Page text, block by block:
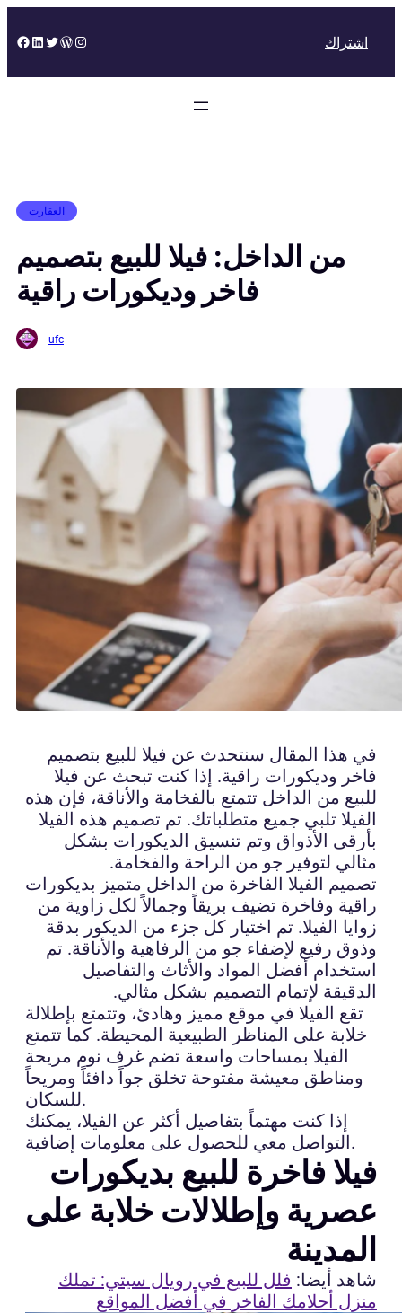
to
Facebook
LinkedIn
Twitter
WordPress
Instagram اشتراك
العقارت
من الداخل: فيلا للبيع بتصميم
فاخر وديكورات راقية
ufc
في هذا المقال سنتحدث عن فيلا للبيع بتصميم
فاخر وديكورات راقية. إذا كنت تبحث عن فيلا
للبيع من الداخل تتمتع بالفخامة والأناقة، فإن هذه
الفيلا تلبي جميع متطلباتك. تم تصميم هذه الفيلا
بأرقى الأذواق وتم تنسيق الديكورات بشكل
مثالي لتوفير جو من الراحة والفخامة.
تصميم الفيلا الفاخرة من الداخل متميز بديكورات
راقية وفاخرة تضيف بريقاً وجمالاً لكل زاوية من
زوايا الفيلا. تم اختيار كل جزء من الديكور بدقة
وذوق رفيع لإضفاء جو من الرفاهية والأناقة. تم
استخدام أفضل المواد والأثاث والتفاصيل
الدقيقة لإتمام التصميم بشكل مثالي.
تقع الفيلا في موقع مميز وهادئ، وتتمتع بإطلالة
خلابة على المناظر الطبيعية المحيطة. كما تتمتع
الفيلا بمساحات واسعة تضم غرف نوم مريحة
ومناطق معيشة مفتوحة تخلق جواً دافئاً ومريحاً
للسكان.
إذا كنت مهتماً بتفاصيل أكثر عن الفيلا، يمكنك
التواصل معي للحصول على معلومات إضافية.
فيلا فاخرة للبيع بديكورات
عصرية وإطلالات خلابة على
المدينة
شاهد أيضا: فلل للبيع في رويال سيتي: تملك
منزل أحلامك الفاخر في أفضل المواقع